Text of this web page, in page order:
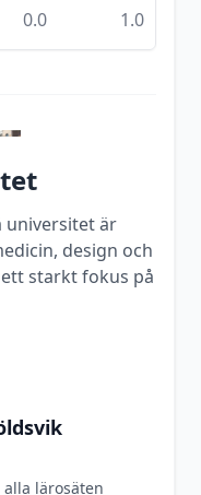
0.0 1.0
universitet är
design och
starkt fokus på
alla lärosäten